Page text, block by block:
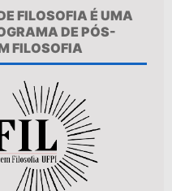
FILOSOFIA É UMA
DE PÓS-
FILOSOFIA